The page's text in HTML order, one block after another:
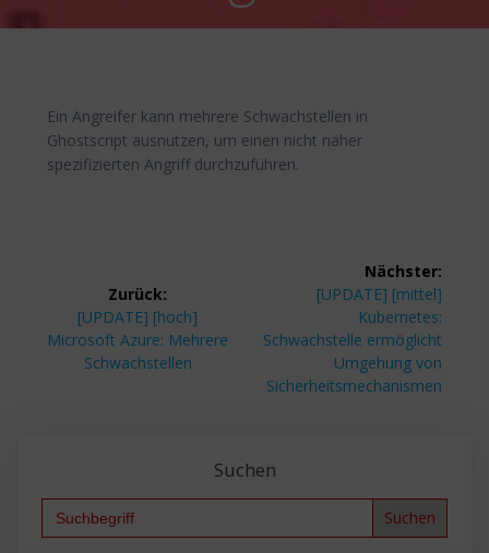
Ein Angreifer kann mehrere Schwachstellen in
Ghostscript ausnutzen, um einen nicht näher
spezifizierten Angriff durchzuführen.
Zurück:
Vorheriger
Beitrag:
[UPDATE] [hoch]
Microsoft Azure: Mehrere
Schwachstellen
Nächster:
Nächster
Beitrag:
[UPDATE] [mittel]
Kubernetes:
Schwachstelle ermöglicht
Umgehung von
Sicherheitsmechanismen
Suchen
Search